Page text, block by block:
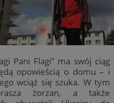
Pani Flagi” ma swój ciąg
opowieścią o domu – i
wciąż się szuka. W tym
żorzan, a także